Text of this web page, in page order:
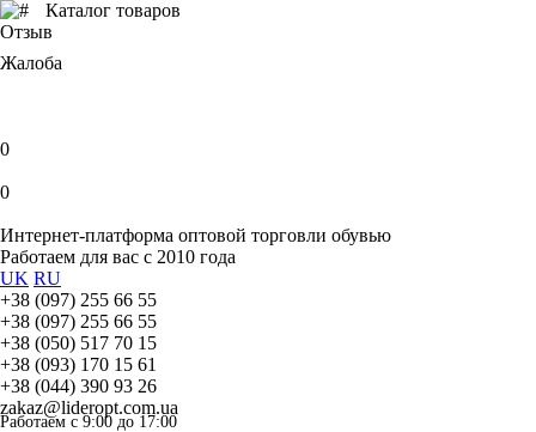
Каталог товаров
Отзыв
Жалоба
0
0
Интернет-платформа оптовой торговли обувью
Работаем для вас с 2010 года
UK RU
+38 (097) 255 66 55
+38 (097) 255 66 55
+38 (050) 517 70 15
+38 (093) 170 15 61
+38 (044) 390 93 26
zakaz@lideropt.com.ua
Работаем с 9:00 до 17:00